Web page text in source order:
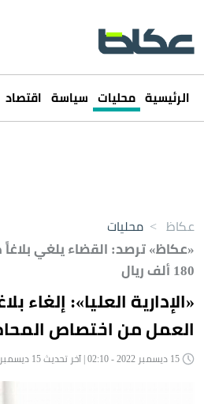
الرئيسية محليات سياسة اقتصاد
عكاظ > محليات
«عكاظ» ترصد: القضاء يلغي
180 ألف ريال
«الإدارية العليا»: إلغاء
العمل من اختصاص